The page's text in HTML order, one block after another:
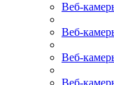
Веб-
Веб-
Веб-
Веб-